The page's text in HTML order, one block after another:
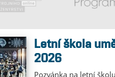
Letní škola umělé inteligence
2026
Pozvánka na letní